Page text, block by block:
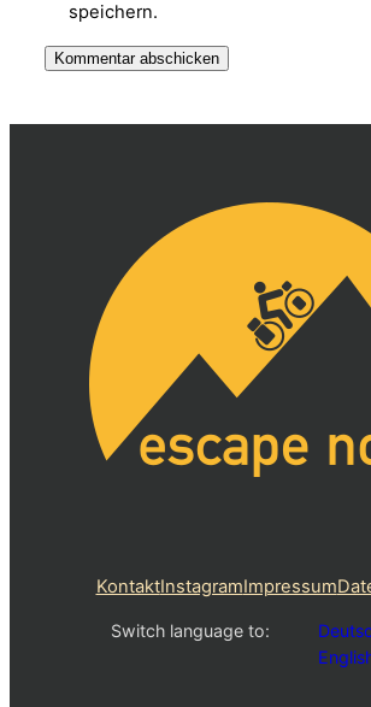
speichern.
KontaktInstagramImpressum
Switch language to: